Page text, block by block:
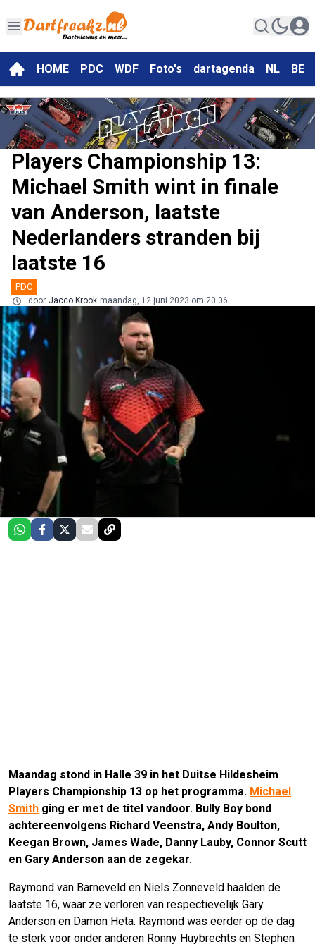
HOME PDC WDF Foto's dartagenda NL BE
Players Championship 13:
Michael Smith wint in finale
van Anderson, laatste
Nederlanders stranden bij
laatste 16
PDC
door Jacco Krook maandag, 12 juni 2023 om 20:06
Maandag stond in Halle 39 in het Duitse Hildesheim
Players Championship 13 op het programma. Michael
Smith ging er met de titel vandoor. Bully Boy bond
achtereenvolgens Richard Veenstra, Andy Boulton,
Keegan Brown, James Wade, Danny Lauby, Connor Scutt
en Gary Anderson aan de zegekar.
Raymond van Barneveld en Niels Zonneveld haalden de
laatste 16, waar ze verloren van respectievelijk Gary
Anderson en Damon Heta. Raymond was eerder op de dag
te sterk voor onder anderen Ronny Huybrechts en Stephen